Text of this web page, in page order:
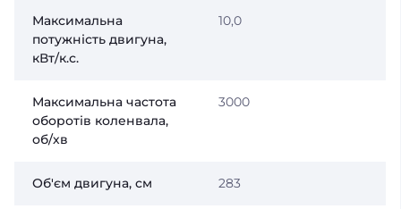
Максимальна
потужність двигуна,
кВт/к.с.
10,0
Максимальна частота
оборотів коленвала,
об/хв
3000
Об'єм двигуна, см 283